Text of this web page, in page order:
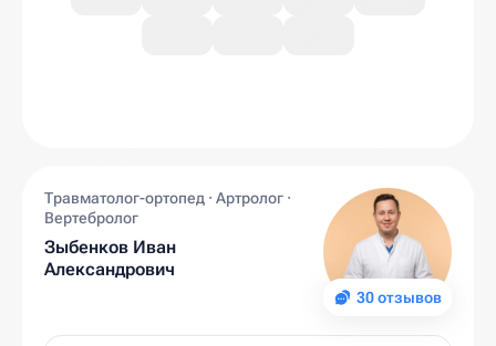
30 отзывов
Травматолог-ортопед · Артролог ·
Вертебролог
Зыбенков Иван
Александрович